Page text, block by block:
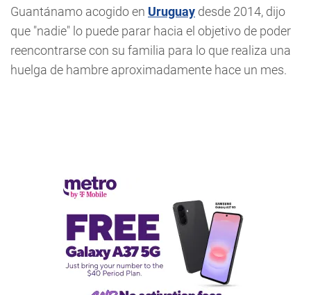
Guantánamo acogido en Uruguay desde 2014, dijo
que "nadie" lo puede parar hacia el objetivo de poder
reencontrarse con su familia para lo que realiza una
huelga de hambre aproximadamente hace un mes.